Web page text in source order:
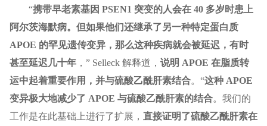
“携带早老素基因 PSEN1 突变的人会在 40 多岁时患上
阿尔茨海默病。但如果他们还继承了另一种特定蛋白质
APOE 的罕见遗传变异，那么这种疾病就会被延迟，有时
甚至延迟几十年，” Selleck 解释道， 说明 APOE 在脂质转
运中起着重要作用，并与硫酸乙酰肝素结合。“这种 APOE
变异极大地减少了 APOE 与硫酸乙酰肝素的结合。我们的
工作是在此基础上进行了扩展， 直接证明了硫酸乙酰肝素在